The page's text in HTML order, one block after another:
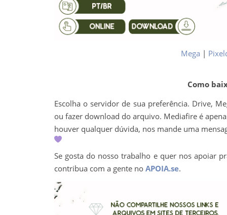
Mega |
Como
Escolha o servidor de sua preferência. Drive,
ou fazer download do arquivo. Mediafire é
houver qualquer dúvida, nos mande uma
Se gosta do nosso trabalho e quer nos apoiar
contribua com a gente no APOIA.se.